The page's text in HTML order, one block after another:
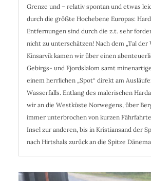
Grenze und – relativ spontan und etwas
durch die größte Hochebene Europas:
Entfernungen sind durch die z.t. sehr
nicht zu unterschätzen! Nach dem „Tal der
Kinsarvik kamen wir über einen
Gebirgs- und Fjordslalom samt
einem herrlichen „Spot“ direkt am
Wasserfalls. Entlang des malerischen
wir an die Westküste Norwegens, über
immer unterbrochen von kurzen
Insel zur anderen, bis in Kristiansand der
nach Hirtshals zurück an die Spitze